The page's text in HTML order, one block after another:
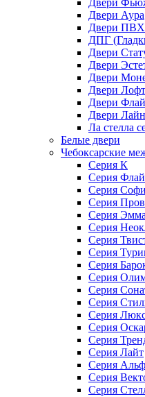
Двери
Двери Аура
Двери ПВХ
ДПГ
Двери
Двери
Двери
Двери Лофт
Двери
Двери Лайн
Ла стелла
Белые двери
Чебоксарские
Серия К
Серия Флай
Серия
Серия
Серия Эмма
Серия
Серия
Серия
Серия
Серия
Серия
Серия
Серия
Серия
Серия
Серия Лайт
Серия
Серия
Серия